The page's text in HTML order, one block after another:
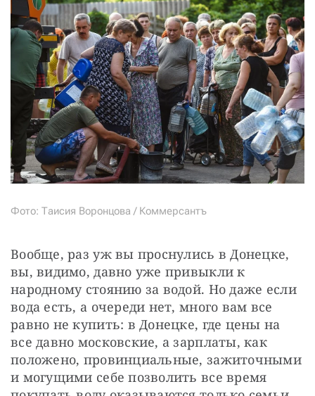
Фото: Таисия Воронцова / Коммерсантъ
Вообще, раз уж вы проснулись в Донецке,
вы, видимо, давно уже привыкли к
народному стоянию за водой. Но даже если
вода есть, а очереди нет, много вам все
равно не купить: в Донецке, где цены на
все давно московские, а зарплаты, как
положено, провинциальные, зажиточными
и могущими себе позволить все время